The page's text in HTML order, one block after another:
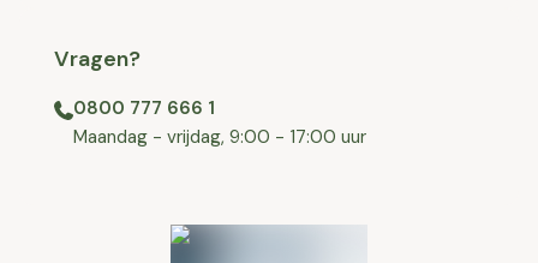
Vragen?
0800 777 666 1
⁠⁠Maandag - vrijdag, 9:00 - 17:00 uur